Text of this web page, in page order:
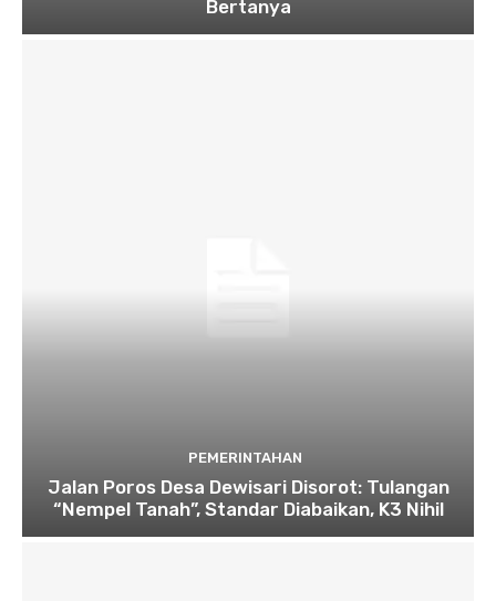
Bertanya
PEMERINTAHAN
Jalan Poros Desa Dewisari Disorot: Tulangan
“Nempel Tanah”, Standar Diabaikan, K3 Nihil